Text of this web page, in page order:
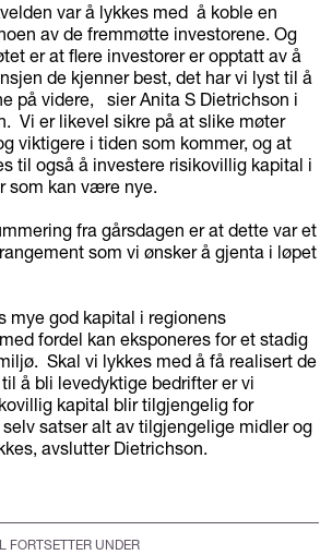
var å lykkes med å koble en
av de fremmøtte investorene. Og
er at flere investorer er opptatt av å
de kjenner best, det har vi lyst til å
på videre, sier Anita S Dietrichson i
Vi er likevel sikre på at slike møter
viktigere i tiden som kommer, og at
til også å investere risikovillig kapital i
som kan være nye.
fra gårsdagen er at dette var et
som vi ønsker å gjenta i løpet
mye god kapital i regionens
fordel kan eksponeres for et stadig
Skal vi lykkes med å få realisert de
å bli levedyktige bedrifter er vi
kapital blir tilgjengelig for
satser alt av tilgjengelige midler og
avslutter Dietrichson.
FORTSETTER UNDER